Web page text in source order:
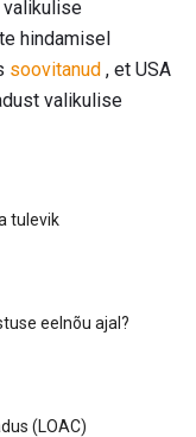
valikulise
hindamisel
soovitanud , et USA
valikulise
tulevik
eelnõu ajal?
(LOAC)